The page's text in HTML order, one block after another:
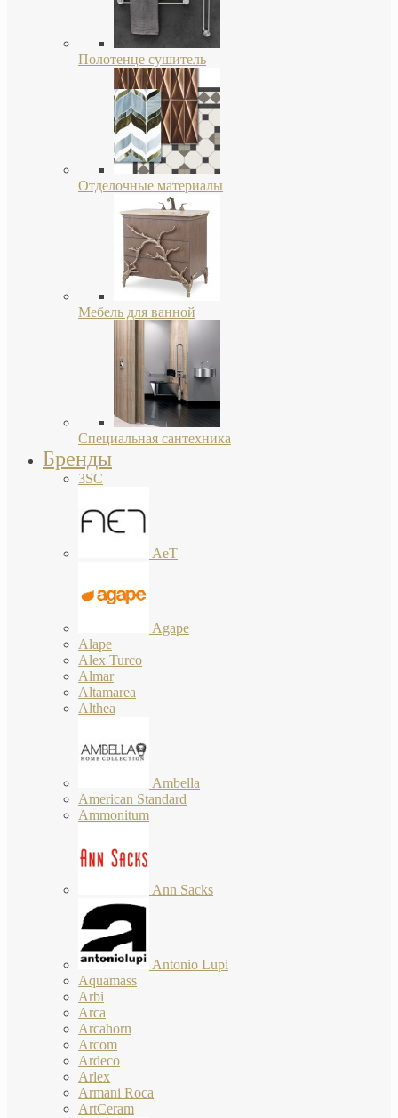
Полотенце сушитель
Отделочные материалы
Мебель для ванной
Специальная сантехника
Бренды
3SC
AeT
Agape
Alape
Alex Turco
Almar
Altamarea
Althea
Ambella
American Standard
Ammonitum
Ann Sacks
Antonio Lupi
Aquamass
Arbi
Arca
Arcahorn
Arcom
Ardeco
Arlex
Armani Roca
ArtCeram